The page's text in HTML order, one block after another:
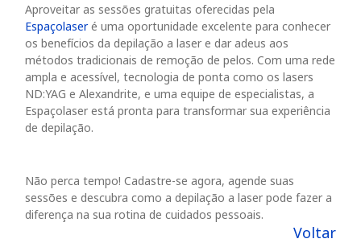
Aproveitar as sessões gratuitas oferecidas pela
Espaçolaseré uma oportunidade excelente para conhecer
os benefícios da depilação a laser e dar adeus aos
métodos tradicionais de remoção de pelos. Com uma rede
ampla e acessível, tecnologia de ponta como os lasers
ND:YAG e Alexandrite, e uma equipe de especialistas, a
Espaçolaser está pronta para transformar sua experiência
de depilação.
Não perca tempo! Cadastre-se agora, agende suas
sessões e descubra como a depilação a laser pode fazer a
diferença na sua rotina de cuidados pessoais.
Voltar